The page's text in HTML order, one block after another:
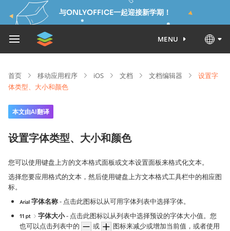
与ONLYOFFICE一起迎接新学期！
MENU
首页 移动应用程序 iOS 文档 文档编辑器
设置字
体类型、大小和颜色
本文由AI翻译
设置字体类型、大小和颜色
您可以使用键盘上方的文本格式面板或文本设置面板来格式化文本。
选择您要应用格式的文本，然后使用键盘上方文本格式工具栏中的相应图
标。
字体名称- 点击此图标以从可用字体列表中选择字体。
字体大小- 点击此图标以从列表中选择预设的字体大小值。您
也可以点击列表中的
或
图标来减少或增加当前值，或者使用